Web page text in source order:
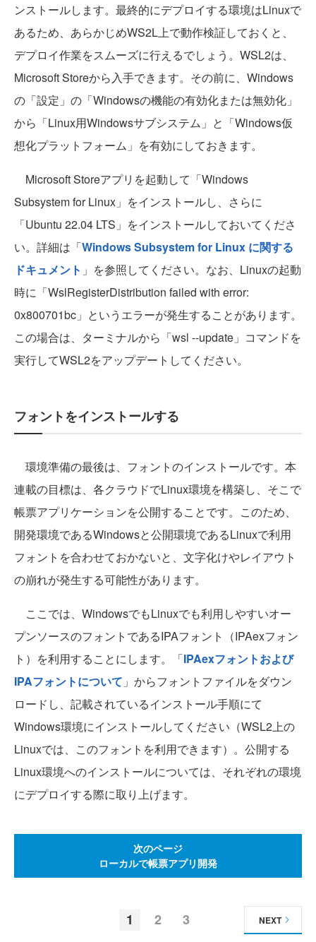
ンストールします。最終的にデプロイする環境はLinuxで
あるため、あらかじめWS2L上で動作検証しておくと、
デプロイ作業をスムーズに行えるでしょう。WSL2は、
Microsoft Storeから入手できます。その前に、Windows
の「設定」の「Windowsの機能の有効化または無効化」
から「Linux用Windowsサブシステム」と「Windows仮
想化プラットフォーム」を有効にしておきます。
Microsoft Storeアプリを起動して「Windows
Subsystem for Linux」をインストールし、さらに
「Ubuntu 22.04 LTS」をインストールしておいてくださ
い。詳細は「Windows Subsystem for Linux に関する
ドキュメント 」を参照してください。なお、Linuxの起動
時に「WslRegisterDistribution failed with error:
0x800701bc」というエラーが発生することがあります。
この場合は、ターミナルから「wsl --update」コマンドを
実行してWSL2をアップデートしてください。
フォントをインストールする
環境準備の最後は、フォントのインストールです。本
連載の目標は、各クラウドでLinux環境を構築し、そこで
帳票アプリケーションを公開することです。このため、
開発環境であるWindowsと公開環境であるLinuxで利用
フォントを合わせておかないと、文字化けやレイアウト
の崩れが発生する可能性があります。
ここでは、WindowsでもLinuxでも利用しやすいオー
プンソースのフォントであるIPAフォント（IPAexフォン
ト）を利用することにします。「IPAexフォントおよび
IPAフォントについて 」からフォントファイルをダウン
ロードし、記載されているインストール手順にて
Windows環境にインストールしてください（WSL2上の
Linuxでは、このフォントを利用できます）。公開する
Linux環境へのインストールについては、それぞれの環境
にデプロイする際に取り上げます。
次のページ
ローカルで帳票アプリ開発
1 2 3 NEXT